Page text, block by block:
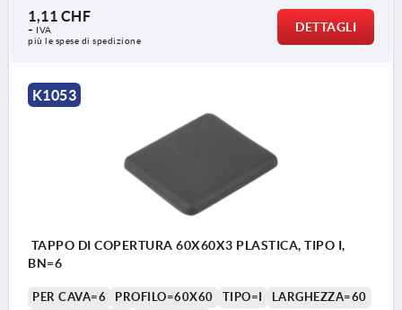
1,11 CHF
+ IVA
più le spese di spedizione
DETTAGLI
K1053
TAPPO DI COPERTURA 60X60X3 PLASTICA, TIPO I,
BN=6
PER CAVA=6 PROFILO=60X60 TIPO=I
LARGHEZZA=60